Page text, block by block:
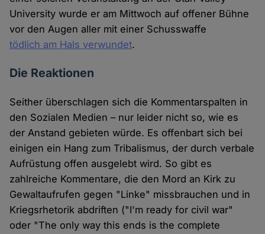
University wurde er am Mittwoch auf offener Bühne
vor den Augen aller mit einer Schusswaffe
tödlich am Hals verwundet.
Die Reaktionen
Seither überschlagen sich die Kommentarspalten in
den Sozialen Medien – nur leider nicht so, wie es
der Anstand gebieten würde. Es offenbart sich bei
einigen ein Hang zum Tribalismus, der durch verbale
Aufrüstung offen ausgelebt wird. So gibt es
zahlreiche Kommentare, die den Mord an Kirk zu
Gewaltaufrufen gegen "Linke" missbrauchen und in
Kriegsrhetorik abdriften ("I'm ready for civil war"
oder "The only way this ends is the complete